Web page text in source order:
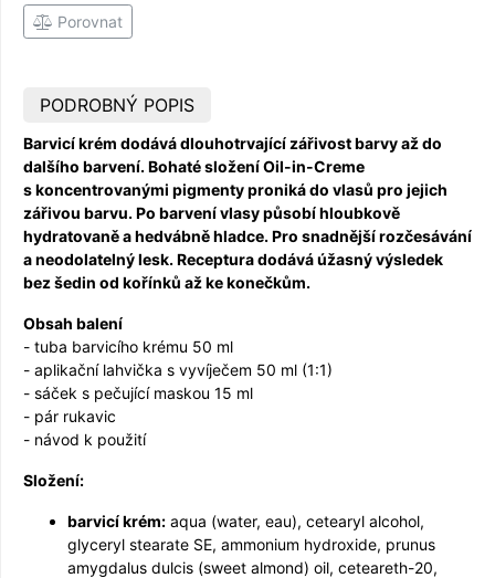
Porovnat
PODROBNÝ POPIS
Barvicí krém dodává dlouhotrvající zářivost barvy až do
dalšího barvení. Bohaté složení Oil-in-Creme
s koncentrovanými pigmenty proniká do vlasů pro jejich
zářivou barvu. Po barvení vlasy působí hloubkově
hydratovaně a hedvábně hladce. Pro snadnější rozčesávání
a neodolatelný lesk. Receptura dodává úžasný výsledek
bez šedin od kořínků až ke konečkům.
Obsah balení
- tuba barvicího krému 50 ml
- aplikační lahvička s vyvíječem 50 ml (1:1)
- sáček s pečující maskou 15 ml
- pár rukavic
- návod k použití
Složení:
barvicí krém: aqua (water, eau), cetearyl alcohol,
glyceryl stearate SE, ammonium hydroxide, prunus
amygdalus dulcis (sweet almond) oil, ceteareth-20,